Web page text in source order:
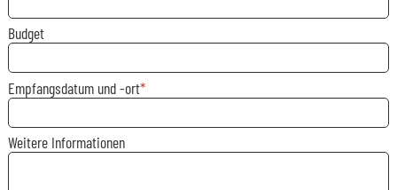
Budget
Empfangsdatum und -ort
Weitere Informationen